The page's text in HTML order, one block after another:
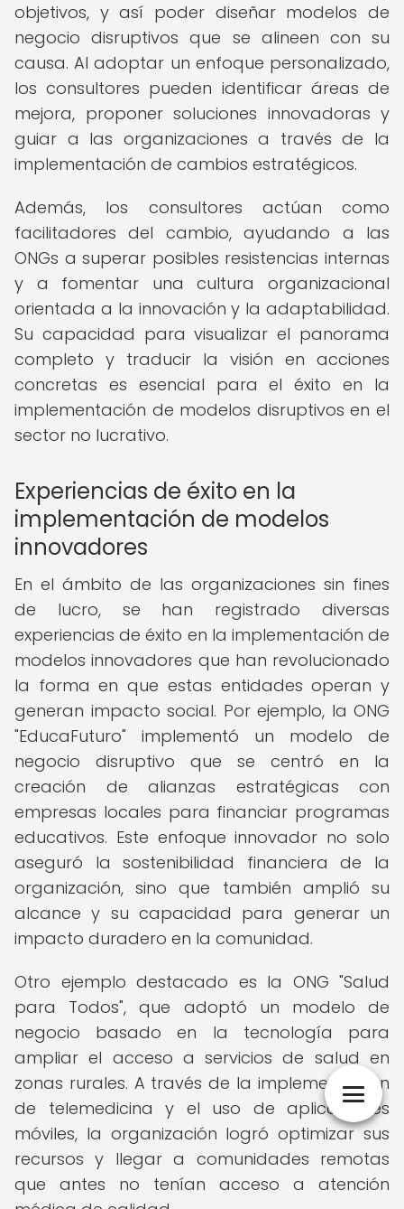
objetivos, y así poder diseñar modelos de
negocio disruptivos que se alineen con su
causa. Al adoptar un enfoque personalizado,
los consultores pueden identificar áreas de
mejora, proponer soluciones innovadoras y
guiar a las organizaciones a través de la
implementación de cambios estratégicos.
Además, los consultores actúan como
facilitadores del cambio, ayudando a las
ONGs a superar posibles resistencias internas
y a fomentar una cultura organizacional
orientada a la innovación y la adaptabilidad.
Su capacidad para visualizar el panorama
completo y traducir la visión en acciones
concretas es esencial para el éxito en la
implementación de modelos disruptivos en el
sector no lucrativo.
Experiencias de éxito en la
implementación de modelos
innovadores
En el ámbito de las organizaciones sin fines
de lucro, se han registrado diversas
experiencias de éxito en la implementación de
modelos innovadores que han revolucionado
la forma en que estas entidades operan y
generan impacto social. Por ejemplo, la ONG
"EducaFuturo" implementó un modelo de
negocio disruptivo que se centró en la
creación de alianzas estratégicas con
empresas locales para financiar programas
educativos. Este enfoque innovador no solo
aseguró la sostenibilidad financiera de la
organización, sino que también amplió su
alcance y su capacidad para generar un
impacto duradero en la comunidad.
Otro ejemplo destacado es la ONG "Salud
para Todos", que adoptó un modelo de
negocio basado en la tecnología para
ampliar el acceso a servicios de salud en
zonas rurales. A través de la implementación
de telemedicina y el uso de aplicaciones
móviles, la organización logró optimizar sus
recursos y llegar a comunidades remotas
que antes no tenían acceso a atención